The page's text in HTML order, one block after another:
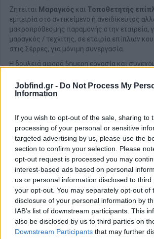
Jobfind.gr - Do Not Process My
Information
If you wish to opt-out of the sale, sharing to
processing of your personal or sensitive
targeted advertising by us, please use the
section to confirm your selection. Please
opt-out request is processed you may
interest-based ads based on personal
us or personal information disclosed to
your opt-out. You may separately opt-out of
disclosure of your personal information by
IAB’s list of downstream participants. This
also be disclosed by us to third parties on
Downstream Participants that may further
Ζητείται Μαραγκός και Τοποθετητής
εμπειρία στο αντικείμενο ή ανειδίκευτος
μακροπρόθεσμης παραμονής στην εταιρεία,
μαραγκός / τεχνίτης, σε εταιρία επίπλων
στις Σέρρες, για μόνιμη συνεργασία.
Η δουλειά αφορά 5ημερη εργασία και
Θέσεις εργασίας